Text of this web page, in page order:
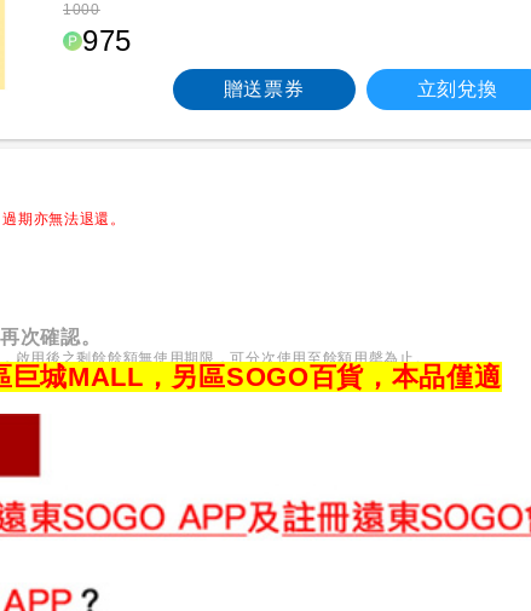
1000
975
贈送票券 立刻兌換
期亦無法退還。
次確認。
啟用後之剩餘餘額無使用期限，可分次使用至餘額用罄為止。
巨城MALL，另區SOGO百貨，本品僅適